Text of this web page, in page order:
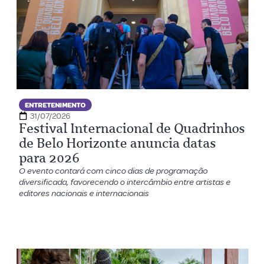
ENTRETENIMENTO
31/07/2026
Festival Internacional de Quadrinhos
de Belo Horizonte anuncia datas
para 2026
O evento contará com cinco dias de programação
diversificada, favorecendo o intercâmbio entre artistas e
editores nacionais e internacionais